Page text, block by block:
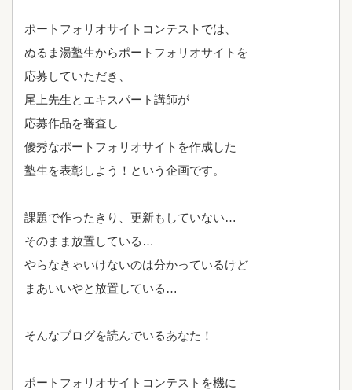
ポートフォリオサイトコンテストでは、
ぬるま湯塾生からポートフォリオサイトを
応募していただき、
尾上先生とエキスパート講師が
応募作品を審査し
優秀なポートフォリオサイトを作成した
塾生を表彰しよう！という企画です。
課題で作ったきり、更新もしていない…
そのまま放置している…
やらなきゃいけないのは分かっているけど
まあいいやと放置している…
そんなブログを読んでいるあなた！
ポートフォリオサイトコンテストを機に